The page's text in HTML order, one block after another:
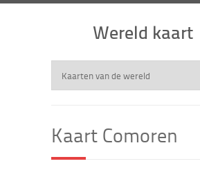
Wereld kaart
Kaart Comoren